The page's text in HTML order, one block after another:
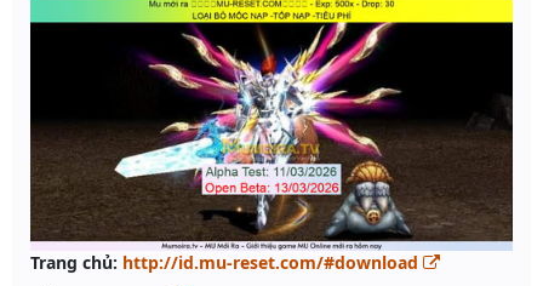
Trang chủ: http://id.mu-reset.com/#download